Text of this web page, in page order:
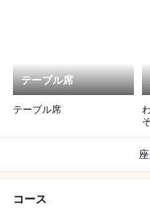
テーブル席
テーブル席
コース